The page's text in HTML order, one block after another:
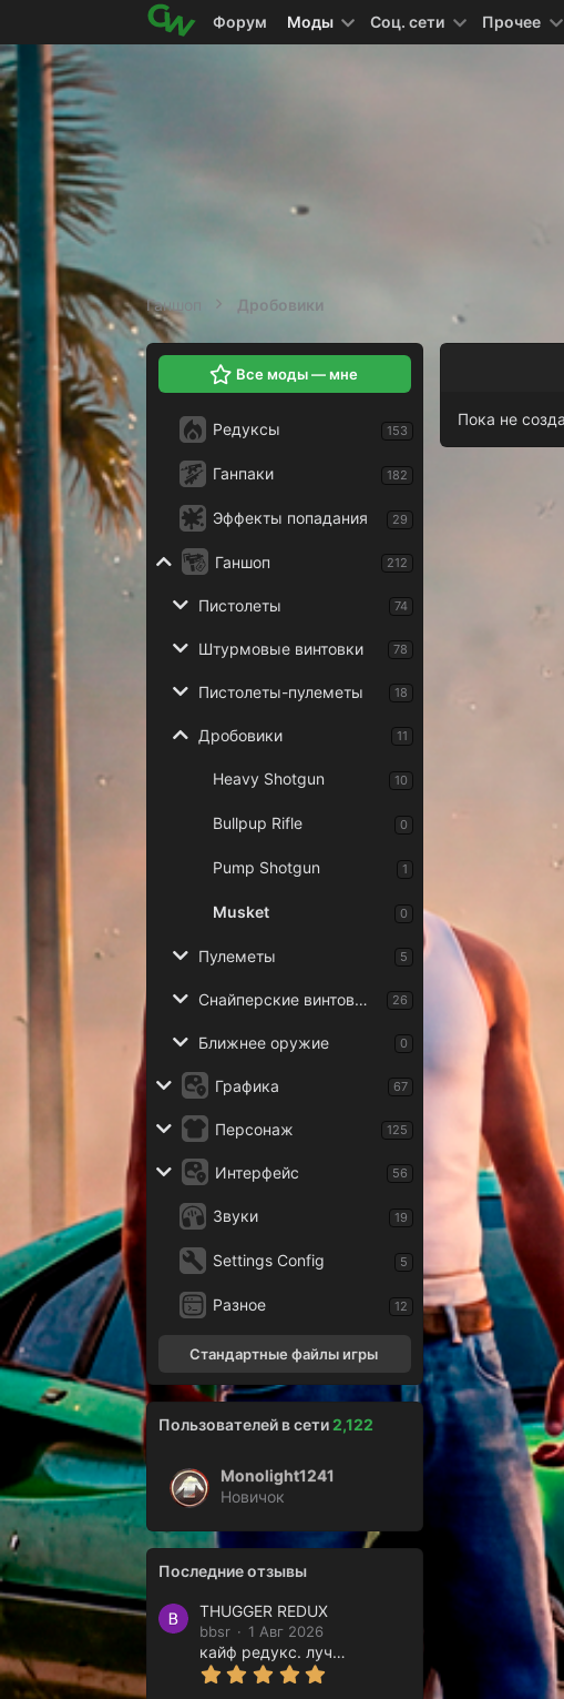
Форум Моды Соц. сети Прочее
Ганшоп Дробовики
Все моды — мне
Редуксы 153
Ганпаки 182
Эффекты попадания 29
Ганшоп 212
Пистолеты 74
Штурмовые винтовки 78
Пистолеты-пулеметы 18
Дробовики 11
Heavy Shotgun 10
Bullpup Rifle 0
Pump Shotgun 1
Musket 0
Пулеметы 5
Снайперские винтовки 26
Ближнее оружие 0
Графика 67
Персонаж 125
Интерфейс 56
Звуки 19
Settings Config 5
Разное 12
Стандартные файлы игры
Пользователей в сети2,122
Monolight1241
Новичок
Последние отзывы
THUGGER REDUX
bbsr 1 Авг 2026
кайф редукс. лучший
Пока не